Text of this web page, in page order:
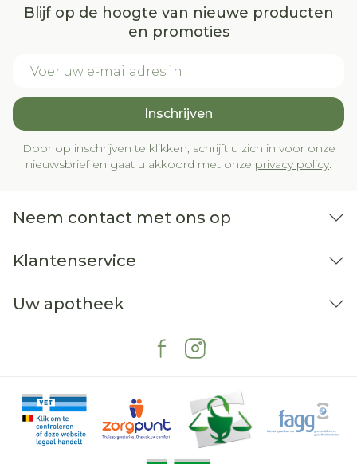
Blijf op de hoogte van nieuwe producten
en promoties
Inschrijven
Door op inschrijven te klikken, schrijft u zich in voor onze
nieuwsbrief en gaat u akkoord met onze privacy policy.
Neem contact met ons op
Klantenservice
Uw apotheek